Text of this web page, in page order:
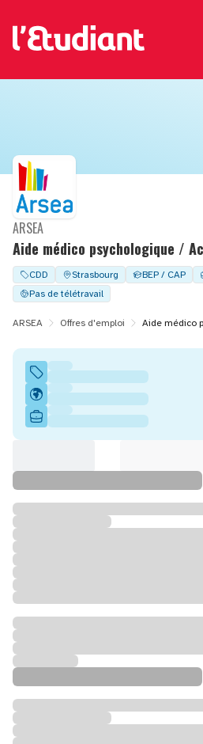
ARSEA
CDD Strasbourg BEP / CAP
Pas de télétravail
ARSEA Offres d'emploi